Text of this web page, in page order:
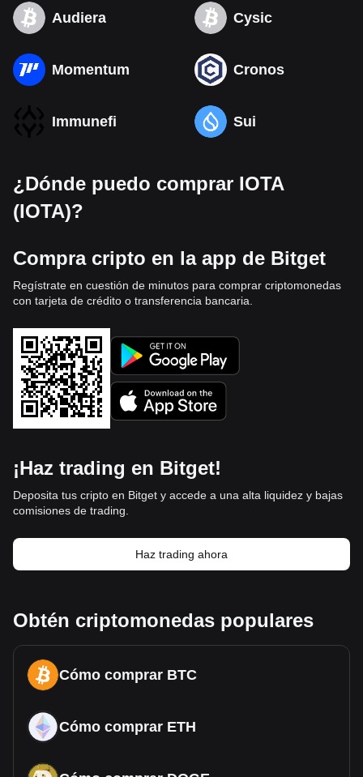
Audiera Cysic
Momentum Cronos
Immunefi Sui
¿Dónde puedo comprar IOTA
(IOTA)?
Compra cripto en la app de Bitget
Regístrate en cuestión de minutos para comprar criptomonedas
con tarjeta de crédito o transferencia bancaria.
¡Haz trading en Bitget!
Deposita tus cripto en Bitget y accede a una alta liquidez y bajas
comisiones de trading.
Haz trading ahora
Obtén criptomonedas populares
Cómo comprar BTC
Cómo comprar ETH